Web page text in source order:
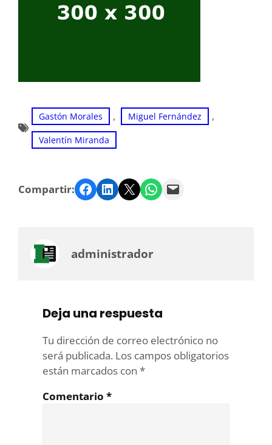
Gastón Morales , Miguel Fernández ,
Valentín Miranda
Compartir: Facebook LinkedIn Twitter WhatsApp Email
administrador
Deja una respuesta
Tu dirección de correo electrónico no
será publicada. Los campos obligatorios
están marcados con *
Comentario *